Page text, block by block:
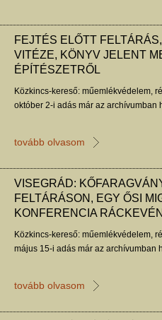
FEJTÉS ELŐTT
VITÉZE, KÖNYV JELENT
ÉPÍTÉSZETRŐL
Közkincs-kereső: műemlékvédelem,
október 2-i adás már az archívumban
tovább olvasom
VISEGRÁD:
FELTÁRÁSON, EGY ŐSI
KONFERENCIA
Közkincs-kereső: műemlékvédelem,
május 15-i adás már az archívumban
tovább olvasom